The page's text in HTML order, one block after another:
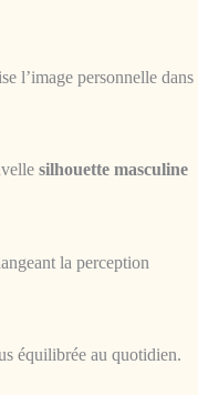
l’image personnelle dans
silhouette masculine
la perception
équilibrée au quotidien.